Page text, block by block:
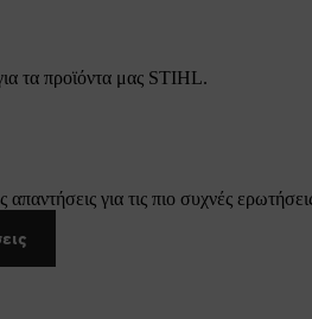
τα προϊόντα μας STIHL.
για τις πιο συχνές